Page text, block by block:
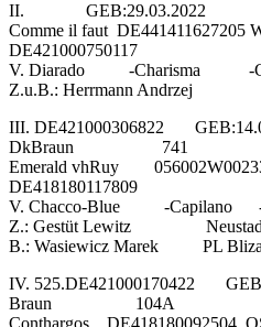
II.
Comme il faut
DE421000750117
V. Diarado -Charisma -
Z.u.B.: Herrmann
III. DE421000306822
DkBraun 741
Emerald vhRuy
DE418180117809
V. Chacco-Blue -Capilano -
Z.: Gestüt Lewitz
B.: Wasiewicz Marek PL
IV. 525.DE421000170422
Braun 104A